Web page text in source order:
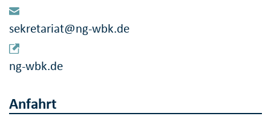
sekretariat@ng-wbk.de
ng-wbk.de
Anfahrt